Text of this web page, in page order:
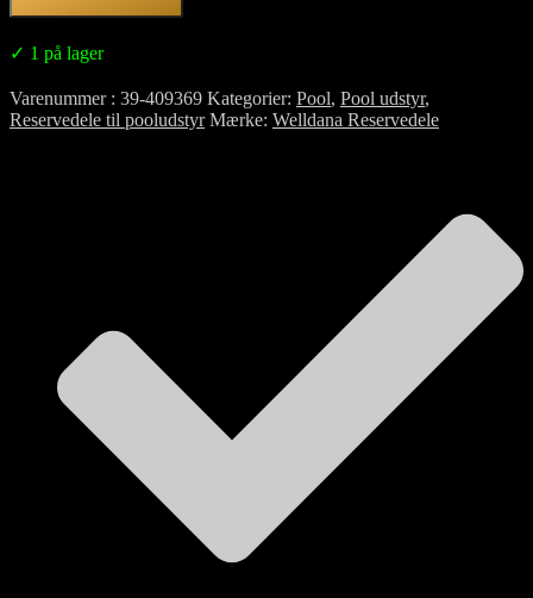
✓ 1 på lager
Varenummer 39-409369 Kategorier Pool, Pool udstyr,
Reservedele til pooludstyr Mærke Welldana Reservedele